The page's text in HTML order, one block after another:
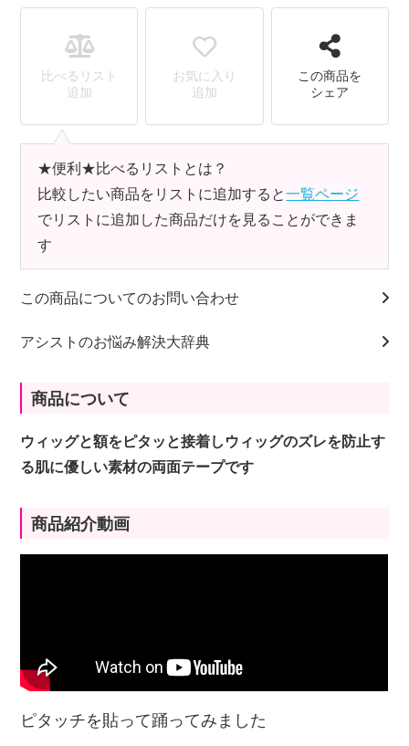
比べるリスト
追加
お気に入り
追加
この商品を
シェア
★便利★比べるリストとは？
比較したい商品をリストに追加すると一覧ページ
でリストに追加した商品だけを見ることができま
す
この商品についてのお問い合わせ
アシストのお悩み解決大辞典
商品について
ウィッグと額をピタッと接着しウィッグのズレを防止す
る肌に優しい素材の両面テープです
商品紹介動画
ピタッチを貼って踊ってみました